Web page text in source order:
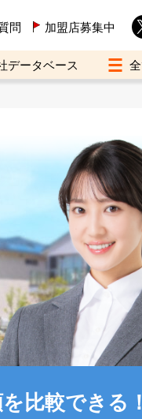
問 加盟店募集中
データベース
比較できる！